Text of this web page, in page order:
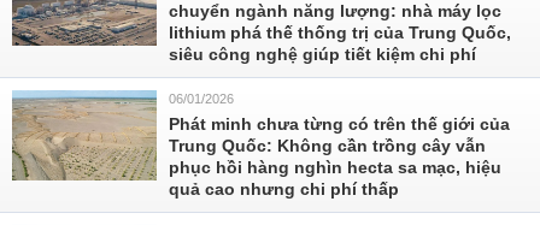
chuyển ngành năng lượng: nhà máy lọc
lithium phá thế thống trị của Trung Quốc,
siêu công nghệ giúp tiết kiệm chi phí
06/01/2026
Phát minh chưa từng có trên thế giới của
Trung Quốc: Không cần trồng cây vẫn
phục hồi hàng nghìn hecta sa mạc, hiệu
quả cao nhưng chi phí thấp